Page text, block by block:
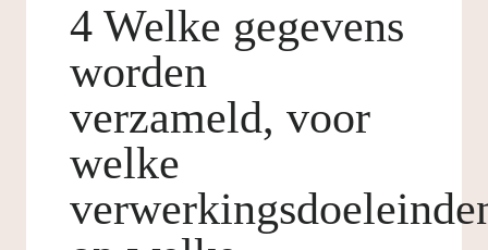
4 Welke gegevens
worden
verzameld, voor
welke